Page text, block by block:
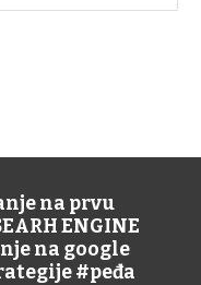
na prvu
ENGINE
na google
#peđa